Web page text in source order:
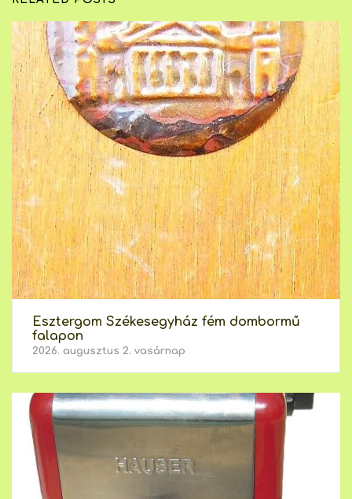
Esztergom Székesegyház fém dombormű
falapon
2026. augusztus 2. vasárnap